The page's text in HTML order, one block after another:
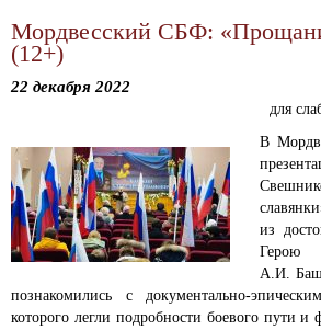
Мордвесский СБФ:
(12+)
22 декабря 2022
для
В
из
Герою
А.И.
познакомились с документально-
которого легли подробности боевого пути и